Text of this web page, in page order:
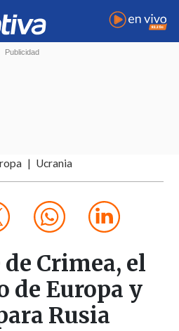
Ucrania
Crimea, el
de Europa y
Rusia